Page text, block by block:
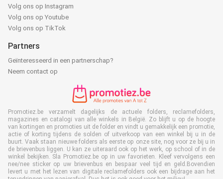
Volg ons op Instagram
Volg ons op Youtube
Volg ons op TikTok
Partners
Geïnteresseerd in een partnerschap?
Neem contact op
Promotiez.be verzamelt dagelijks de actuele folders, reclamefolders,
magazines en catalogi van alle winkels in België. Zo blijft u op de hoogte
van kortingen en promoties uit de folder en vindt u gemakkelijk een promotie,
actie of korting tijdens de solden of uitverkoop van een winkel bij u in de
buurt. Vaak staan nieuwe folders als eerste op onze site, nog voor ze bij u in
de brievenbus liggen. U kan ze uiteraard ook op het werk, op school of in de
winkel bekijken. Sla Promotiez.be op in uw favorieten. Kleef vervolgens een
nee/nee sticker op uw brievenbus en bespaar veel tijd en geld.Bovendien
levert u met het lezen van digitale reclamefolders ook een bijdrage aan het